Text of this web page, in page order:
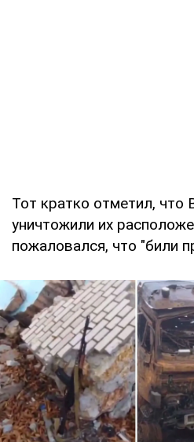
Тот кратко отметил, что
уничтожили их
пожаловался, что "били